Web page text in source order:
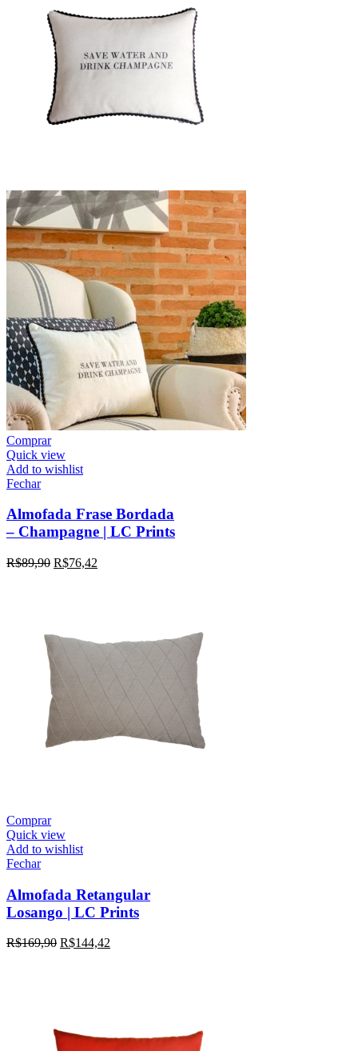
Comprar
Quick view
Add to wishlist
Fechar
Almofada Frase Bordada
– Champagne | LC Prints
R$89,90 R$76,42
Comprar
Quick view
Add to wishlist
Fechar
Almofada Retangular
Losango | LC Prints
R$169,90 R$144,42